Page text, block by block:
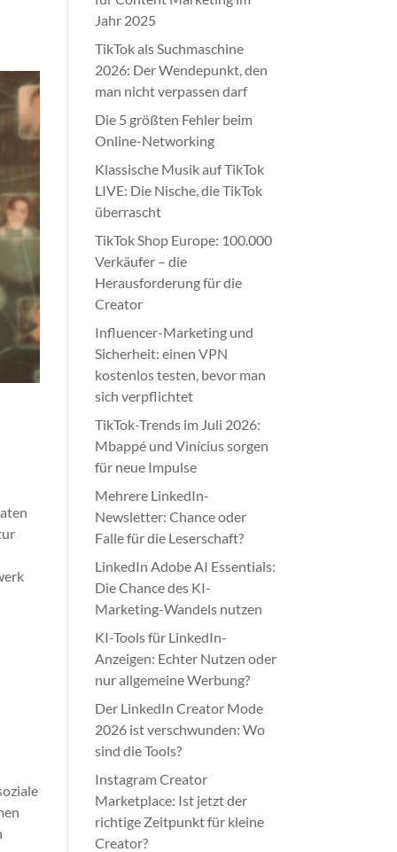
Jahr 2025
TikTok als Suchmaschine
2026: Der Wendepunkt, den
man nicht verpassen darf
Die 5 größten Fehler beim
Online-Networking
Klassische Musik auf TikTok
LIVE: Die Nische, die TikTok
überrascht
TikTok Shop Europe: 100.000
Verkäufer – die
Herausforderung für die
Creator
Influencer-Marketing und
Sicherheit: einen VPN
kostenlos testen, bevor man
sich verpflichtet
TikTok-Trends im Juli 2026:
Mbappé und Vinícius sorgen
für neue Impulse
Mehrere LinkedIn-
Newsletter: Chance oder
Falle für die Leserschaft?
LinkedIn Adobe AI Essentials:
Die Chance des KI-
Marketing-Wandels nutzen
KI-Tools für LinkedIn-
Anzeigen: Echter Nutzen oder
nur allgemeine Werbung?
Der LinkedIn Creator Mode
2026 ist verschwunden: Wo
sind die Tools?
Instagram Creator
Marketplace: Ist jetzt der
richtige Zeitpunkt für kleine
Creator?